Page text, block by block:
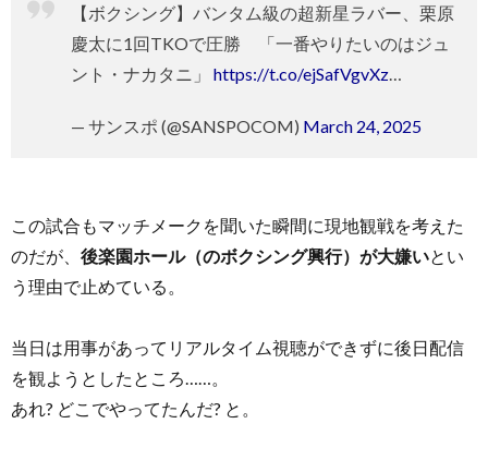
【ボクシング】バンタム級の超新星ラバー、栗原
慶太に1回TKOで圧勝 「一番やりたいのはジュ
ント・ナカタニ」 https://t.co/ejSafVgvXz
— サンスポ (@SANSPOCOM) March 24, 2025
この試合もマッチメークを聞いた瞬間に現地観戦を考えた
のだが、 後楽園ホール（のボクシング興行）が大嫌いとい
う理由で止めている。
当日は用事があってリアルタイム視聴ができずに後日配信
を観ようとしたところ……。
あれ? どこでやってたんだ? と。